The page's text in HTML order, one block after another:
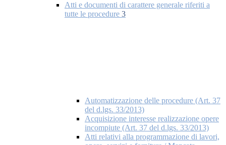
Atti e documenti di carattere generale riferiti a
tutte le procedure 3
Automatizzazione delle procedure (Art. 37
del d.lgs. 33/2013)
Acquisizione interesse realizzazione opere
incompiute (Art. 37 del d.lgs. 33/2013)
Atti relativi alla programmazione di lavori,